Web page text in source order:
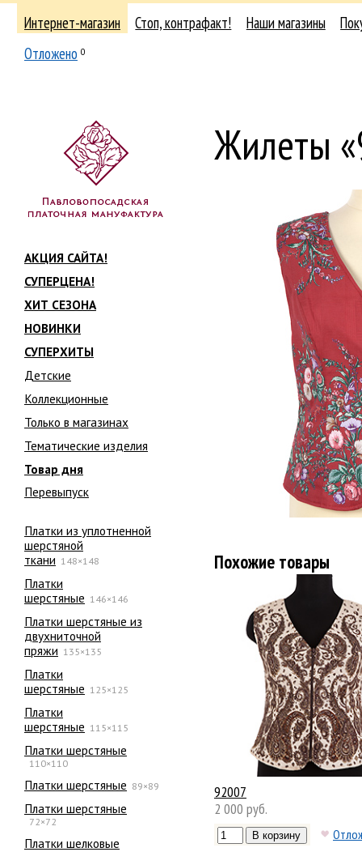
Интернет-магазин Стоп, контрафакт! Наши магазины
Отложено 0
АКЦИЯ САЙТА!
СУПЕРЦЕНА!
ХИТ СЕЗОНА
НОВИНКИ
СУПЕРХИТЫ
Детские
Коллекционные
Только в магазинах
Тематические изделия
Товар дня
Перевыпуск
Платки из уплотненной
шерстяной
ткани 148×148
Платки
шерстяные 146×146
Платки шерстяные из
двухниточной
пряжи 135×135
Платки
шерстяные 125×125
Платки
шерстяные 115×115
Платки шерстяные
110×110
Платки шерстяные 89×89
Платки шерстяные
72×72
Платки шелковые
Жилеты
Похожие товары
92007
2 000 руб.